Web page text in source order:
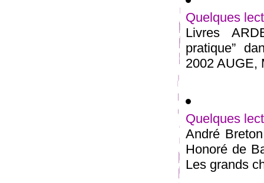
Quelques
Livres
pratique”
2002 AUGE,
Quelques
André
Honoré de
Les grands